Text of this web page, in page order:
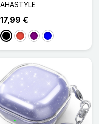
AHASTYLE
17,99 €
NoirRougeVioletBleu